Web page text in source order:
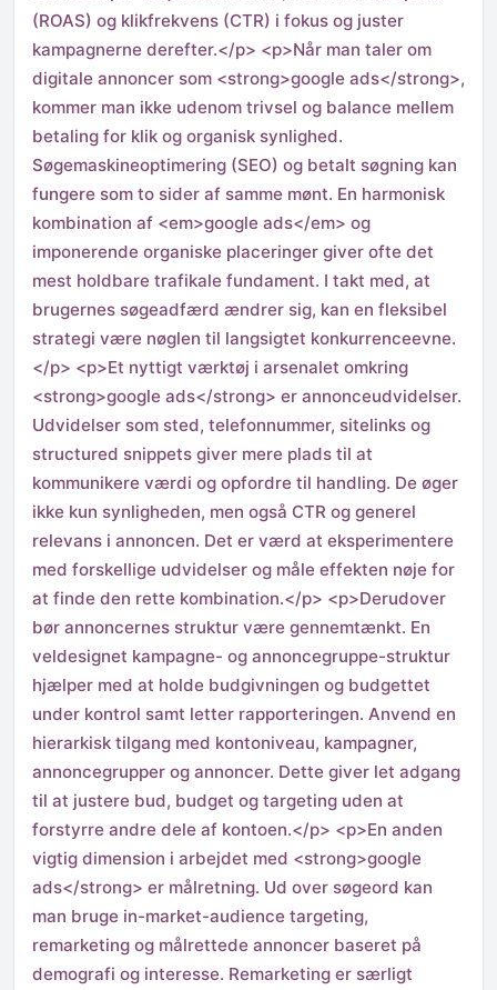
(ROAS) og klikfrekvens (CTR) i fokus og juster
kampagnerne derefter.</p> <p>Når man taler om
digitale annoncer som <strong>google ads</strong>,
kommer man ikke udenom trivsel og balance mellem
betaling for klik og organisk synlighed.
Søgemaskineoptimering (SEO) og betalt søgning kan
fungere som to sider af samme mønt. En harmonisk
kombination af <em>google ads</em> og
imponerende organiske placeringer giver ofte det
mest holdbare trafikale fundament. I takt med, at
brugernes søgeadfærd ændrer sig, kan en fleksibel
strategi være nøglen til langsigtet konkurrenceevne.
</p> <p>Et nyttigt værktøj i arsenalet omkring
<strong>google ads</strong> er annonceudvidelser.
Udvidelser som sted, telefonnummer, sitelinks og
structured snippets giver mere plads til at
kommunikere værdi og opfordre til handling. De øger
ikke kun synligheden, men også CTR og generel
relevans i annoncen. Det er værd at eksperimentere
med forskellige udvidelser og måle effekten nøje for
at finde den rette kombination.</p> <p>Derudover
bør annoncernes struktur være gennemtænkt. En
veldesignet kampagne- og annoncegruppe-struktur
hjælper med at holde budgivningen og budgettet
under kontrol samt letter rapporteringen. Anvend en
hierarkisk tilgang med kontoniveau, kampagner,
annoncegrupper og annoncer. Dette giver let adgang
til at justere bud, budget og targeting uden at
forstyrre andre dele af kontoen.</p> <p>En anden
vigtig dimension i arbejdet med <strong>google
ads</strong> er målretning. Ud over søgeord kan
man bruge in-market-audience targeting,
remarketing og målrettede annoncer baseret på
demografi og interesse. Remarketing er særligt